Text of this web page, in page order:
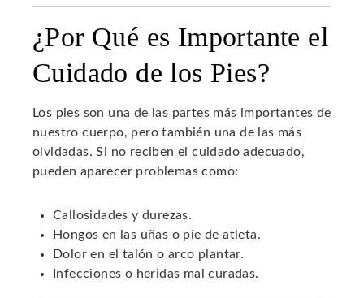
¿Por Qué es Importante el
Cuidado de los Pies?
Los pies son una de las partes más importantes de
nuestro cuerpo, pero también una de las más
olvidadas. Si no reciben el cuidado adecuado,
pueden aparecer problemas como:
Callosidades y durezas.
Hongos en las uñas o pie de atleta.
Dolor en el talón o arco plantar.
Infecciones o heridas mal curadas.